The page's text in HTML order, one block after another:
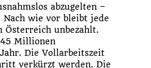
abzugelten –
wie vor bleibt jede
Österreich unbezahlt.
Millionen
Die Vollarbeitszeit
verkürzt werden. Die